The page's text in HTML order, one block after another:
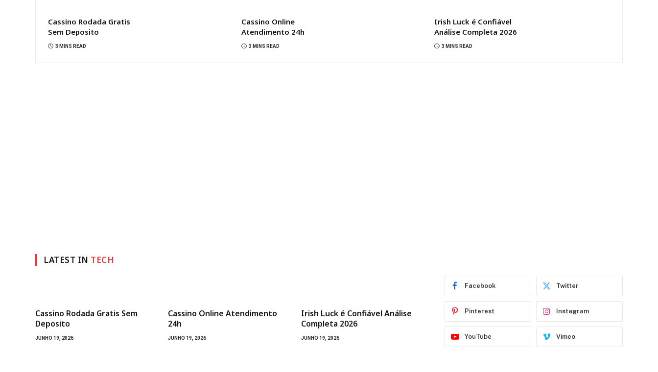
Cassino Rodada Gratis
Sem Deposito
3 MINS READ
Cassino Online
Atendimento 24h
3 MINS READ
Irish Luck é Confiável
Análise Completa 2026
3 MINS READ
LATEST IN TECH
Cassino Rodada Gratis Sem
Deposito
JUNHO 19, 2026
Cassino Online Atendimento
24h
JUNHO 19, 2026
Irish Luck é Confiável Análise
Completa 2026
JUNHO 19, 2026
Facebook Twitter
Pinterest Instagram
YouTube Vimeo